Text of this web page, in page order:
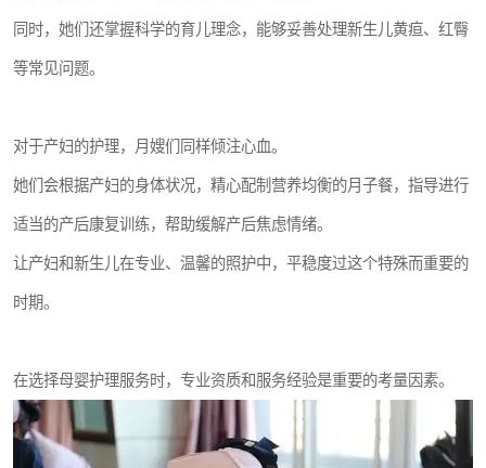
同时，她们还掌握科学的育儿理念，能够妥善处理新生儿黄疸、红臀
等常见问题。
对于产妇的护理，月嫂们同样倾注心血。
她们会根据产妇的身体状况，精心配制营养均衡的月子餐，指导进行
适当的产后康复训练，帮助缓解产后焦虑情绪。
让产妇和新生儿在专业、温馨的照护中，平稳度过这个特殊而重要的
时期。
在选择母婴护理服务时，专业资质和服务经验是重要的考量因素。